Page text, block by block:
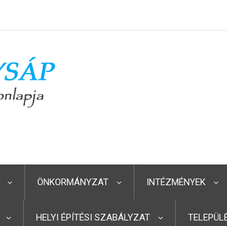
ÖNKORMÁNYZAT INTÉZMÉNYEK
HELYI ÉPÍTÉSI SZABÁLYZAT